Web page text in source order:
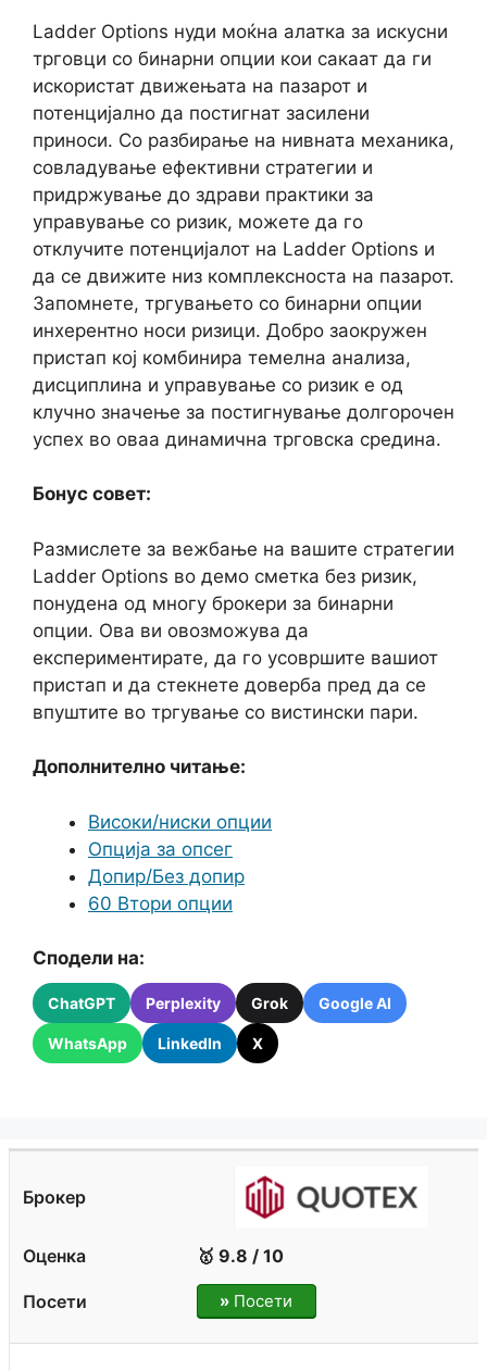
Ladder Options нуди моќна алатка за искусни
трговци со бинарни опции кои сакаат да ги
искористат движењата на пазарот и
потенцијално да постигнат засилени
приноси. Со разбирање на нивната механика,
совладување ефективни стратегии и
придржување до здрави практики за
управување со ризик, можете да го
отклучите потенцијалот на Ladder Options и
да се движите низ комплексноста на пазарот.
Запомнете, тргувањето со бинарни опции
инхерентно носи ризици. Добро заокружен
пристап кој комбинира темелна анализа,
дисциплина и управување со ризик е од
клучно значење за постигнување долгорочен
успех во оваа динамична трговска средина.
Бонус совет:
Размислете за вежбање на вашите стратегии
Ladder Options во демо сметка без ризик,
понудена од многу брокери за бинарни
опции. Ова ви овозможува да
експериментирате, да го усовршите вашиот
пристап и да стекнете доверба пред да се
впуштите во тргување со вистински пари.
Дополнително читање:
Високи/ниски опции
Опција за опсег
Допир/Без допир
60 Втори опции
Сподели на:
ChatGPT Perplexity Grok Google AI
WhatsApp LinkedIn X
🥇 9.8 / 10
» Посети